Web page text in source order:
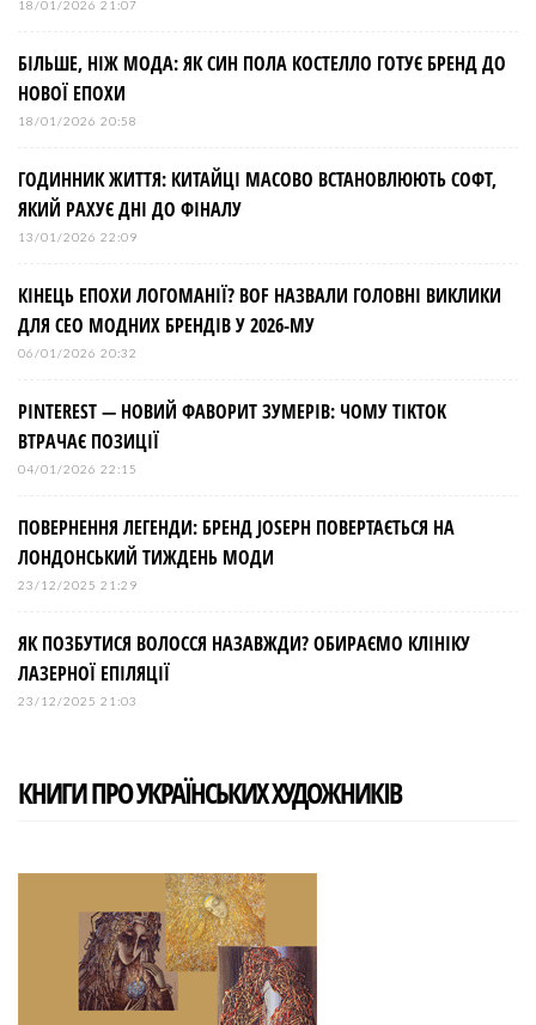
18/01/2026 21:07
БІЛЬШЕ, НІЖ МОДА: ЯК СИН ПОЛА КОСТЕЛЛО ГОТУЄ БРЕНД ДО
НОВОЇ ЕПОХИ
18/01/2026 20:58
ГОДИННИК ЖИТТЯ: КИТАЙЦІ МАСОВО ВСТАНОВЛЮЮТЬ СОФТ,
ЯКИЙ РАХУЄ ДНІ ДО ФІНАЛУ
13/01/2026 22:09
КІНЕЦЬ ЕПОХИ ЛОГОМАНІЇ? BOF НАЗВАЛИ ГОЛОВНІ ВИКЛИКИ
ДЛЯ СЕО МОДНИХ БРЕНДІВ У 2026-МУ
06/01/2026 20:32
PINTEREST — НОВИЙ ФАВОРИТ ЗУМЕРІВ: ЧОМУ TIKTOK
ВТРАЧАЄ ПОЗИЦІЇ
04/01/2026 22:15
ПОВЕРНЕННЯ ЛЕГЕНДИ: БРЕНД JOSEPH ПОВЕРТАЄТЬСЯ НА
ЛОНДОНСЬКИЙ ТИЖДЕНЬ МОДИ
23/12/2025 21:29
ЯК ПОЗБУТИСЯ ВОЛОССЯ НАЗАВЖДИ? ОБИРАЄМО КЛІНІКУ
ЛАЗЕРНОЇ ЕПІЛЯЦІЇ
23/12/2025 21:03
КНИГИ ПРО УКРАЇНСЬКИХ ХУДОЖНИКІВ